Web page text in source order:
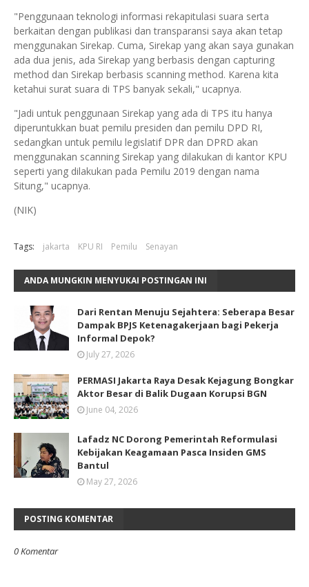
"Penggunaan teknologi informasi rekapitulasi suara serta
berkaitan dengan publikasi dan transparansi saya akan tetap
menggunakan Sirekap. Cuma, Sirekap yang akan saya gunakan
ada dua jenis, ada Sirekap yang berbasis dengan capturing
method dan Sirekap berbasis scanning method. Karena kita
ketahui surat suara di TPS banyak sekali," ucapnya.
"Jadi untuk penggunaan Sirekap yang ada di TPS itu hanya
diperuntukkan buat pemilu presiden dan pemilu DPD RI,
sedangkan untuk pemilu legislatif DPR dan DPRD akan
menggunakan scanning Sirekap yang dilakukan di kantor KPU
seperti yang dilakukan pada Pemilu 2019 dengan nama
Situng," ucapnya.
(NIK)
Tags: jakarta KPU RI Pemilu Senayan
ANDA MUNGKIN MENYUKAI POSTINGAN INI
Dari Rentan Menuju Sejahtera: Seberapa Besar
Dampak BPJS Ketenagakerjaan bagi Pekerja
Informal Depok?
July 27, 2026
PERMASI Jakarta Raya Desak Kejagung Bongkar
Aktor Besar di Balik Dugaan Korupsi BGN
June 04, 2026
Lafadz NC Dorong Pemerintah Reformulasi
Kebijakan Keagamaan Pasca Insiden GMS
Bantul
May 27, 2026
POSTING KOMENTAR
0 Komentar